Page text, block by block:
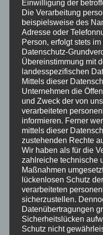
mehr denn je die bereits
Ortszentren zu bringen“
Bausubstanz zu erhalten,
Generationen von Menschen
Ganzheitliches Denken und
gefördert. Wertschöpfung
sich auch künftig was draus
In diesem Sinne, besten
Wolfgang Blick
Einwilligung der
Die Verarbeitung
beispielsweise des
Adresse oder
Person, erfolgt stets
Datenschutz-
Übereinstimmung mit
landesspezifischen
Mittels dieser
Unternehmen die
und Zweck der von
verarbeiteten
informieren. Ferner
mittels dieser
zustehenden Rechte
Wir haben als für die
zahlreiche technische
Maßnahmen
lückenlosen Schutz
verarbeiteten
sicherzustellen.
Datenübertragungen
Sicherheitslücken
Schutz nicht